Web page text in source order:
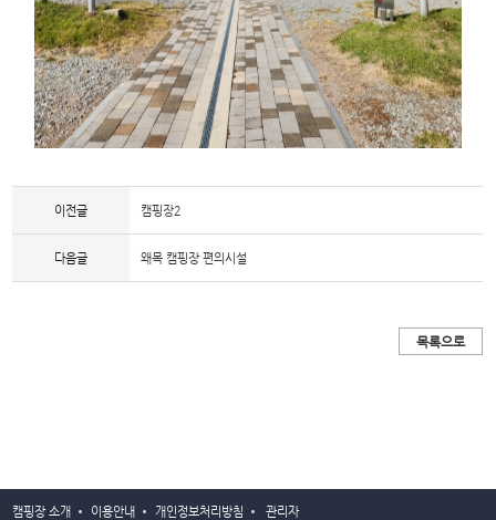
이전글 캠핑장2
다음글 왜목 캠핑장 편의시설
캠핑장 소개 이용안내 개인정보처리방침 관리자